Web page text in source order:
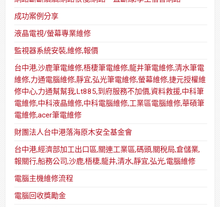
成功案例分享
液晶電視/螢幕專業維修
監視器系統安裝,維修,報價
台中港,沙鹿筆電維修,梧棲筆電維修,龍井筆電維修,清水筆電
維修,力通電腦維修,靜宜,弘光筆電維修,螢幕維修,捷元授權維
修中心,力通幫幫我,Lt885,到府服務不加價,資料救援,中科筆
電維修,中科液晶維修,中科電腦維修,工業區電腦維修,華碩筆
電維修,acer筆電維修
財團法人台中港落海原木安全基金會
台中港,經濟部加工出口區,關連工業區,碼頭,關稅局,倉儲業,
報關行,船務公司,沙鹿,梧棲,龍井,清水,靜宜,弘光,電腦維修
電腦主機維修流程
電腦回收獎勵金